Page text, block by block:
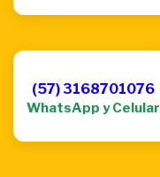
(57) 3168701076
WhatsApp y Celular